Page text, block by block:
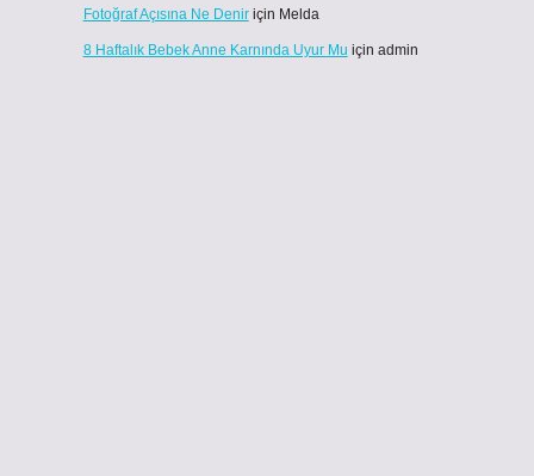
Fotoğraf Açısına Ne Deniriçin Melda
8 Haftalık Bebek Anne Karnında Uyur Mu için admin